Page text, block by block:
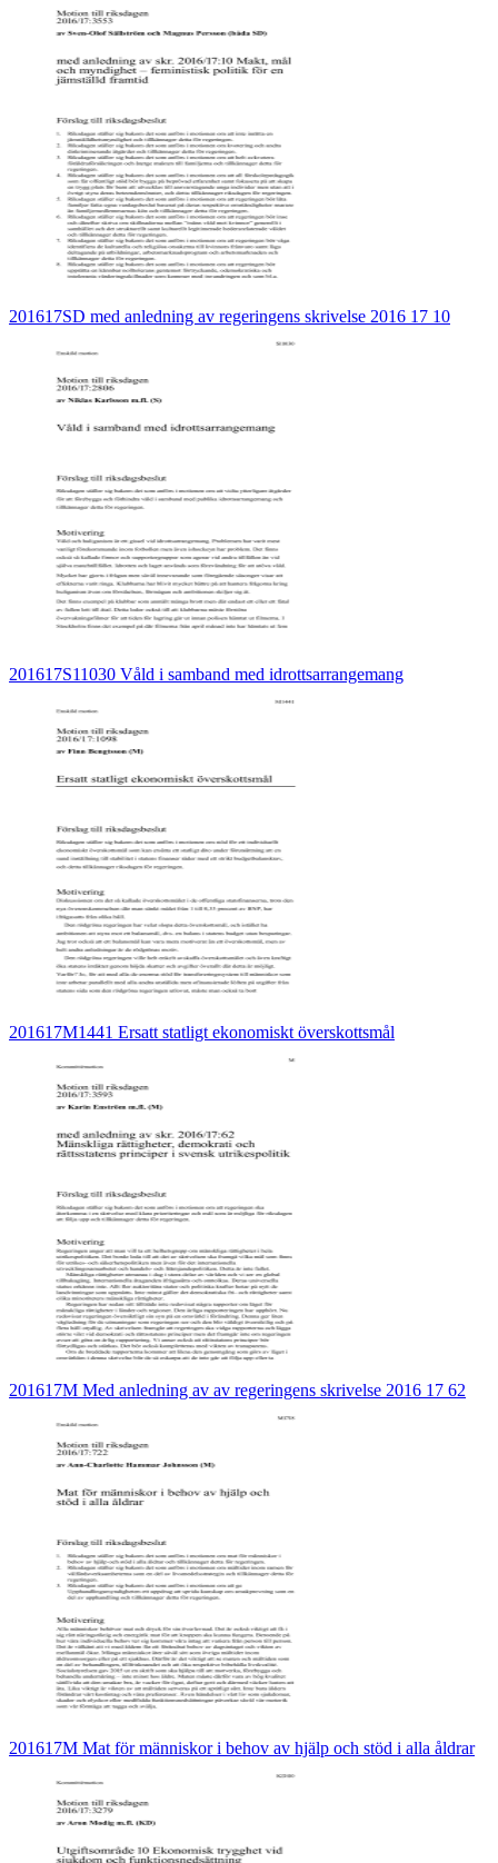
201617SD med anledning av regeringens skrivelse 2016 17 10
201617S11030 Våld i samband med idrottsarrangemang
201617M1441 Ersatt statligt ekonomiskt överskottsmål
201617M Med anledning av av regeringens skrivelse 2016 17 62
201617M Mat för människor i behov av hjälp och stöd i alla åldrar